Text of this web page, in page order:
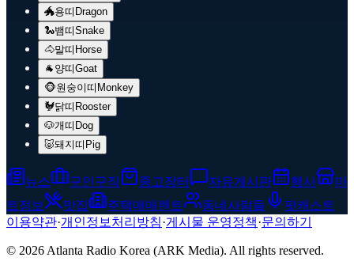
🐲용띠 Dragon
🐍뱀띠Snake
🐴말띠 Horse
🐐 양띠Goat
🐵원숭이띠 Monkey
🐓닭띠 Rooster
🐶개띠 Dog
🐷돼지띠 Pig
뉴스 구인구직 중고장터 자유게시판 행사
마
트정보
맛집 주택매매렌트 동네사람들
팟캐스트
이용약관·개인정보처리방침·게시물 운영정책·문의하기
© 2026 Atlanta Radio Korea (ARK Media). All rights reserved.